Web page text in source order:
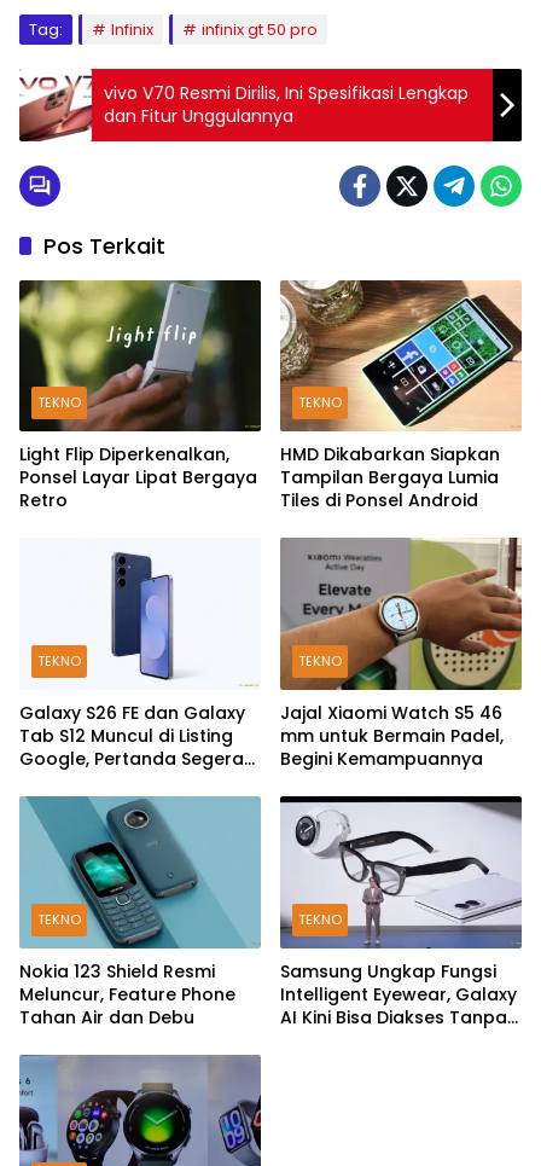
Tag: Infinix infinix gt 50 pro
vivo V70 Resmi Dirilis, Ini Spesifikasi Lengkap
dan Fitur Unggulannya
Pos Terkait
TEKNO
Light Flip Diperkenalkan,
Ponsel Layar Lipat Bergaya
Retro
TEKNO
HMD Dikabarkan Siapkan
Tampilan Bergaya Lumia
Tiles di Ponsel Android
TEKNO
Galaxy S26 FE dan Galaxy
Tab S12 Muncul di Listing
Google, Pertanda Segera
TEKNO
Jajal Xiaomi Watch S5 46
mm untuk Bermain Padel,
Begini Kemampuannya
TEKNO
Nokia 123 Shield Resmi
Meluncur, Feature Phone
Tahan Air dan Debu
TEKNO
Samsung Ungkap Fungsi
Intelligent Eyewear, Galaxy
AI Kini Bisa Diakses Tanpa